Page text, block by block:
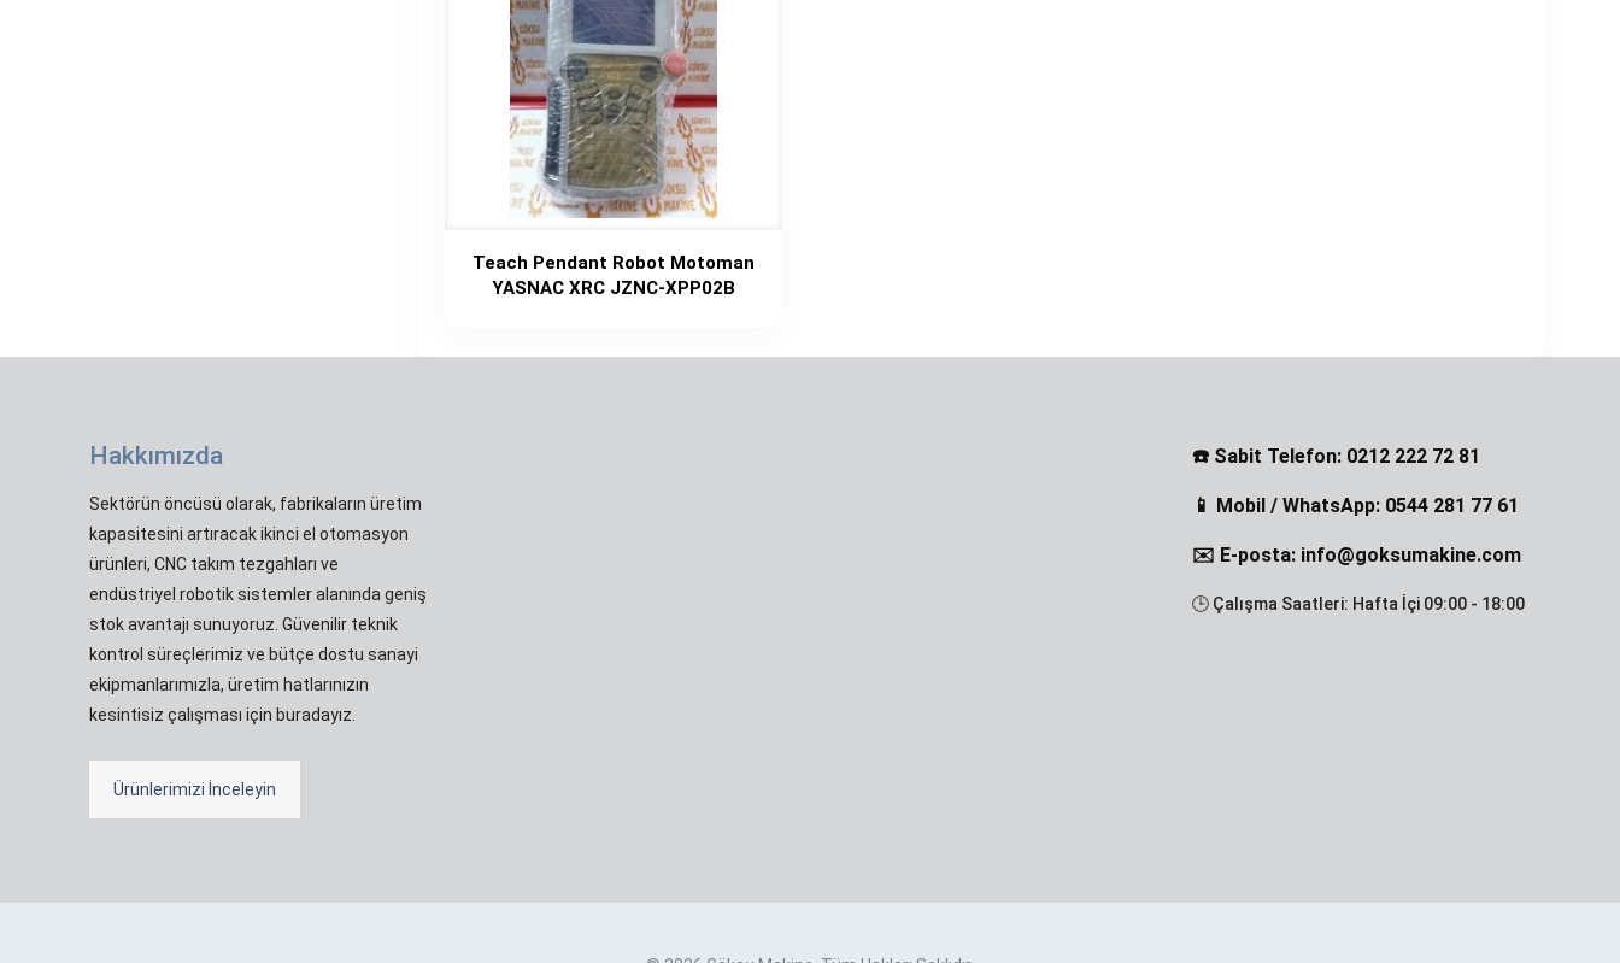
Teach Pendant Robot Motoman
YASNAC XRC JZNC-XPP02B
Hakkımızda
Sektörün öncüsü olarak, fabrikaların üretim
kapasitesini artıracak ikinci el otomasyon
ürünleri, CNC takım tezgahları ve
endüstriyel robotik sistemler alanında geniş
stok avantajı sunuyoruz. Güvenilir teknik
kontrol süreçlerimiz ve bütçe dostu sanayi
ekipmanlarımızla, üretim hatlarınızın
kesintisiz çalışması için buradayız.
Ürünlerimizi İnceleyin
☎️ Sabit Telefon: 0212 222 72 81
📱 Mobil / WhatsApp: 0544 281 77 61
✉️ E-posta: info@goksumakine.com
🕒 Çalışma Saatleri: Hafta İçi 09:00 - 18:00